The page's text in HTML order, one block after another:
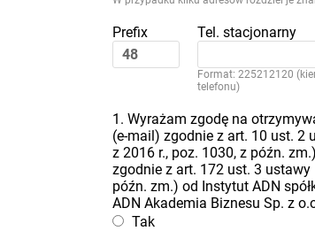
Prefix Tel. stacjonarny
Format: 225212120
telefonu)
1. Wyrażam zgodę na
(e-mail) zgodnie z art. 10 ust. 2
z 2016 r., poz. 1030, z późn.
zgodnie z art. 172 ust. 3
późn. zm.) od Instytut ADN
ADN Akademia Biznesu Sp. z
Tak